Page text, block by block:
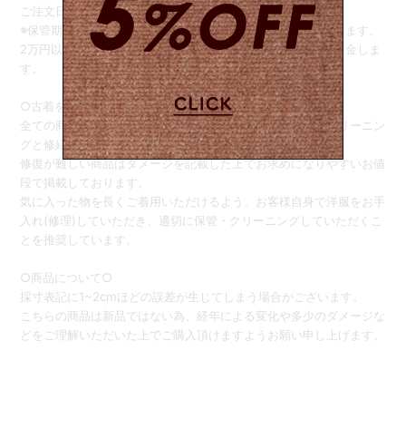
ご注文日から1週間の間でお引き取りをお願い致します。
※保管期限を過ぎると、自動的に配送お手続きさせていただきます。
2万円以下のご注文は、商品のお受け取り完了後、送料をご返金しま
す。
○古着をご購入のお客様へ○
全ての商品は可能な限り人や環境に優しい洗剤を使用したクリーニン
グと修繕をしお客様へお届けしております。
修復が難しい商品はダメージを記載した上でお求めになりやすいお値
段で掲載しております。
気に入った物を長くご着用いただけるよう、お客様自身で洋服をお手
入れ(修理)していただき、適切に保管・クリーニングしていただくこ
とを推奨しています。
○商品について○
採寸表記に1~2cmほどの誤差が生じてしまう場合がございます。
こちらの商品は新品ではない為、経年による変化や多少のダメージな
どをご理解いただいた上でご購入頂けますようお願い申し上げます。